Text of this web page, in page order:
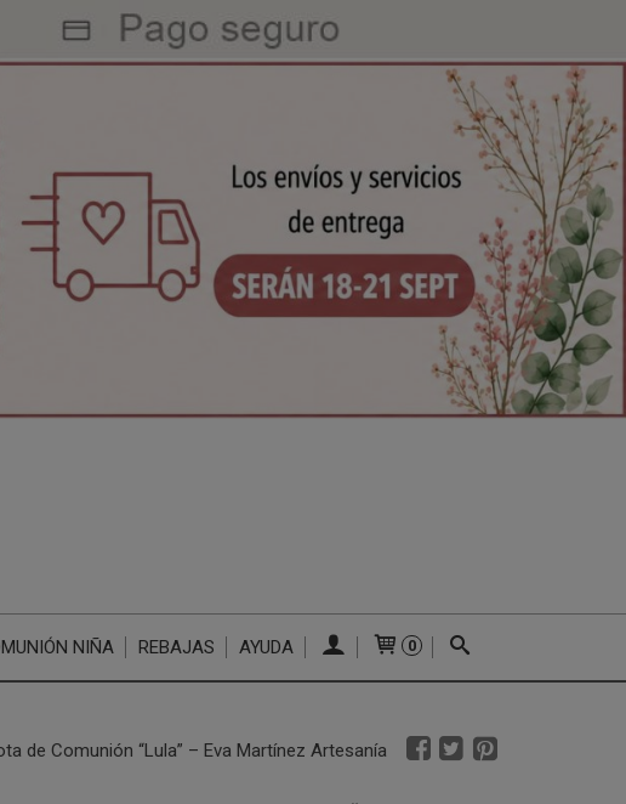
NIÑA REBAJAS AYUDA 0
de Comunión “Lula” – Eva Martínez Artesanía